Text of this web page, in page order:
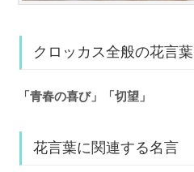
クロッカス全般の花言葉
「青春の喜び」「切望」
花言葉に関連する名言